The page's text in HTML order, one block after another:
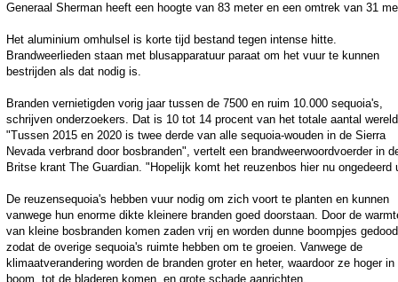
Generaal Sherman heeft een hoogte van 83 meter en een omtrek van 31
Het aluminium omhulsel is korte tijd bestand tegen intense hitte.
Brandweerlieden staan met blusapparatuur paraat om het vuur te kunnen
bestrijden als dat nodig is.
Branden vernietigden vorig jaar tussen de 7500 en ruim 10.000 sequoia's,
schrijven onderzoekers. Dat is 10 tot 14 procent van het totale aantal
"Tussen 2015 en 2020 is twee derde van alle sequoia-wouden in de Sierra
Nevada verbrand door bosbranden", vertelt een brandweerwoordvoerder in
Britse krant The Guardian. "Hopelijk komt het reuzenbos hier nu ongedeerd
De reuzensequoia's hebben vuur nodig om zich voort te planten en kunnen
vanwege hun enorme dikte kleinere branden goed doorstaan. Door de
van kleine bosbranden komen zaden vrij en worden dunne boompjes
zodat de overige sequoia's ruimte hebben om te groeien. Vanwege de
klimaatverandering worden de branden groter en heter, waardoor ze hoger in
boom, tot de bladeren komen, en grote schade aanrichten.